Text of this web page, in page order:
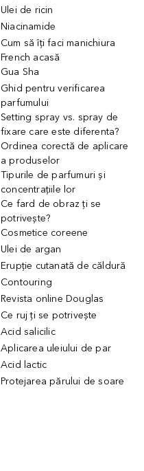
Ulei de ricin
Niacinamide
Cum să îți faci manichiura
French acasă
Gua Sha
Ghid pentru verificarea
parfumului
Setting spray vs. spray de
fixare care este diferenta?
Ordinea corectă de aplicare
a produselor
Tipurile de parfumuri și
concentrațiile lor
Ce fard de obraz ți se
potrivește?
Cosmetice coreene
Ulei de argan
Erupție cutanată de căldură
Contouring
Revista online Douglas
Ce ruj ți se potrivește
Acid salicilic
Aplicarea uleiului de par
Acid lactic
Protejarea părului de soare